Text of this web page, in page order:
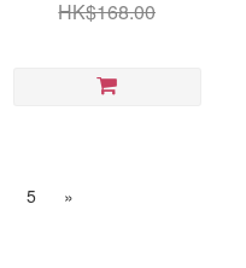
HK$168.00
5 »